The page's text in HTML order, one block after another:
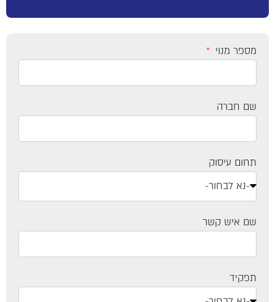
מספר מנוי
שם חברה
תחום עיסוק
שם איש קשר
תפקיד